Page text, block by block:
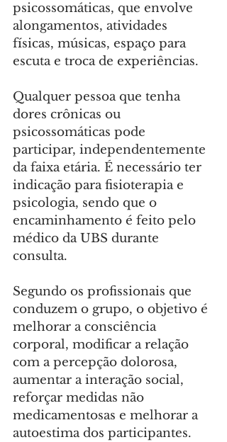
psicossomáticas, que envolve
alongamentos, atividades
físicas, músicas, espaço para
escuta e troca de experiências.
Qualquer pessoa que tenha
dores crônicas ou
psicossomáticas pode
participar, independentemente
da faixa etária. É necessário ter
indicação para fisioterapia e
psicologia, sendo que o
encaminhamento é feito pelo
médico da UBS durante
consulta.
Segundo os profissionais que
conduzem o grupo, o objetivo é
melhorar a consciência
corporal, modificar a relação
com a percepção dolorosa,
aumentar a interação social,
reforçar medidas não
medicamentosas e melhorar a
autoestima dos participantes.